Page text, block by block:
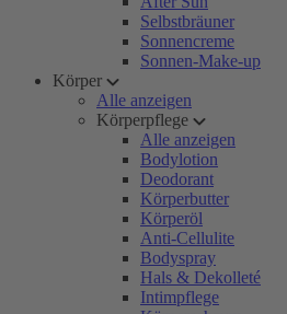
Selbstbräuner
Sonnencreme
Sonnen-Make-up
Körper
Alle anzeigen
Körperpflege
Alle anzeigen
Bodylotion
Deodorant
Körperbutter
Körperöl
Anti-Cellulite
Bodyspray
Hals & Dekolleté
Intimpflege